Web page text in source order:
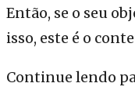
Então, se o seu
isso, este é o
Continue lendo